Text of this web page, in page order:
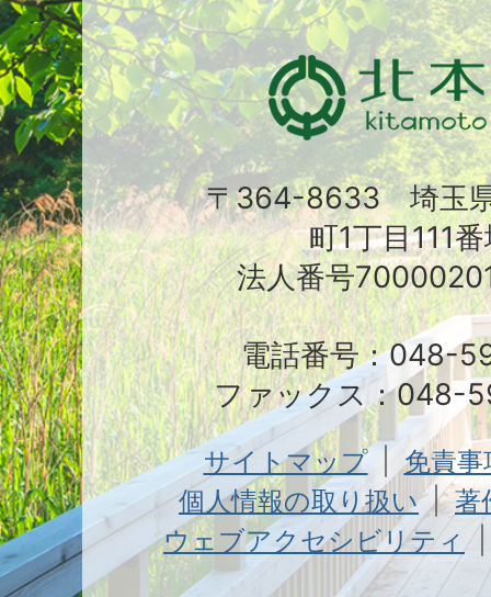
〒364-8633 埼玉
町1丁目111
法人番号
電話番号：048-
ファックス：048-
サイトマップ
免責
個人情報の取り扱い
著
ウェブアクセシビリティ